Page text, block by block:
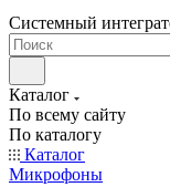
Системный
Каталог
По всему сайту
По каталогу
Каталог
Микрофоны